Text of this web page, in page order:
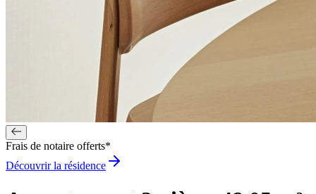
Frais de notaire offerts*
Découvrir la résidence